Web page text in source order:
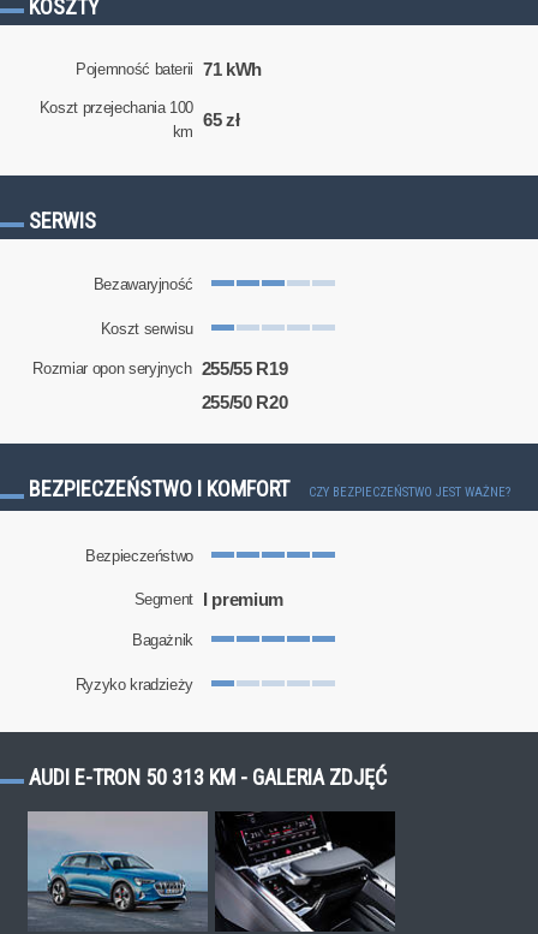
KOSZTY
Pojemność baterii 71 kWh
Koszt przejechania 100
km
65 zł
SERWIS
Bezawaryjność
Koszt serwisu
Rozmiar opon seryjnych 255/55 R19
255/50 R20
BEZPIECZEŃSTWO I KOMFORT CZY BEZPIECZEŃSTWO JEST WAŻNE?
Bezpieczeństwo
Segment I premium
Bagażnik
Ryzyko kradzieży
AUDI E-TRON 50 313 KM - GALERIA ZDJĘĆ